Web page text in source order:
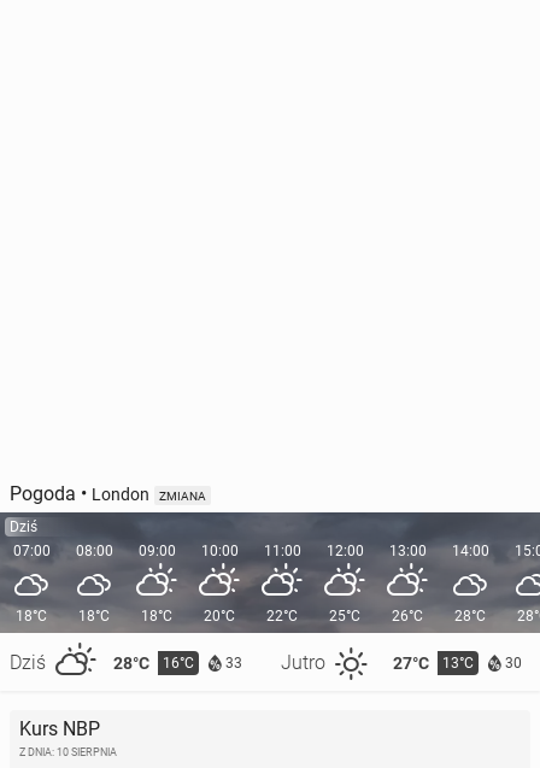
Pogoda • London ZMIANA
Dziś
07:00
18°C
Dziś 28°C 16°C 33 Jutro 27°C 13°C 30
08:00
18°C
09:00
18°C
10:00
20°C
11:00
22°C
12:00
25°C
13:00
26°C
14:00
28°C
Kurs NBP
Z DNIA: 10 SIERPNIA